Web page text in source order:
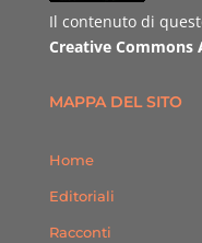
Il contenuto di
Creative
MAPPA DEL SITO
Home
Editoriali
Racconti